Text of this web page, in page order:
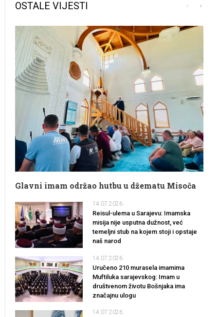
OSTALE VIJESTI
Glavni imam održao hutbu u džematu Misoča
14.07.2026
Reisul-ulema u Sarajevu: Imamska
misija nije usputna dužnost, već
temeljni stub na kojem stoji i opstaje
naš narod
14.07.2026
Uručeno 210 murasela imamima
Muftiluka sarajevskog: Imam u
društvenom životu Bošnjaka ima
značajnu ulogu
14.07.2026